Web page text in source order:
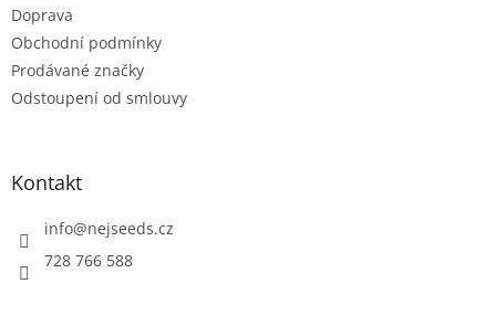
Doprava
Obchodní podmínky
Prodávané značky
Odstoupení od smlouvy
Kontakt
info@nejseeds.cz
728 766 588